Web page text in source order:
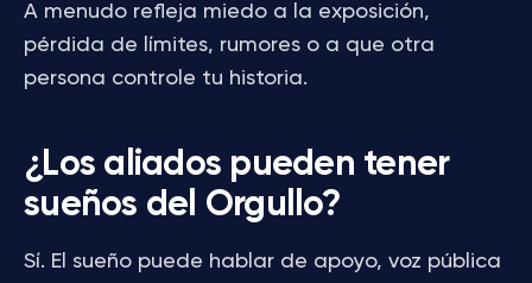
A menudo refleja miedo a la exposición,
pérdida de límites, rumores o a que otra
persona controle tu historia.
¿Los aliados pueden tener
sueños del Orgullo?
Sí. El sueño puede hablar de apoyo, voz pública